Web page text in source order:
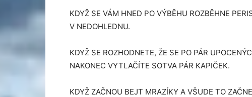
KDYŽ SE VÁM HNED PO VÝBĚHU ROZBĚHNE
V NEDOHLEDNU.
KDYŽ SE ROZHODNETE, ŽE SE PO PÁR
NAKONEC VYTLAČÍTE SOTVA PÁR KAPIČEK.
KDYŽ ZAČNOU BEJT MRAZÍKY A VŠUDE TO